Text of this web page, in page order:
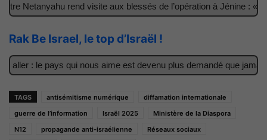
Netanyahu rend visite aux blessés de l’opération à Jénine : « Ces
Rak Be Israel, le top d’Israël !
: le pays qui nous aime est devenu plus demandé que jamais
TAGS antisémitisme numérique
diffamation internationale
guerre de l’information
Israël 2025
Ministère de la Diaspora
N12
propagande anti-israélienne
Réseaux sociaux